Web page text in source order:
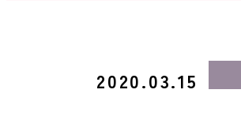
ネイルカタ
2020.03.15